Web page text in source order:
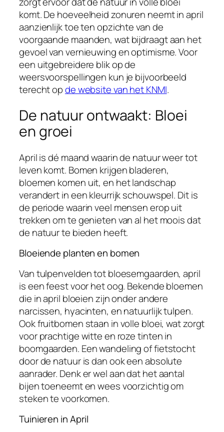
komt. De hoeveelheid zonuren neemt in april
aanzienlijk toe ten opzichte van de
voorgaande maanden, wat bijdraagt aan het
gevoel van vernieuwing en optimisme. Voor
een uitgebreidere blik op de
weersvoorspellingen kun je bijvoorbeeld
terecht opde website van het KNMI.
De natuur ontwaakt: Bloei
en groei
April is dé maand waarin de natuur weer tot
leven komt. Bomen krijgen bladeren,
bloemen komen uit, en het landschap
verandert in een kleurrijk schouwspel. Dit is
de periode waarin veel mensen erop uit
trekken om te genieten van al het moois dat
de natuur te bieden heeft.
Bloeiende planten en bomen
Van tulpenvelden tot bloesemgaarden, april
is een feest voor het oog. Bekende bloemen
die in april bloeien zijn onder andere
narcissen, hyacinten, en natuurlijk tulpen.
Ook fruitbomen staan in volle bloei, wat zorgt
voor prachtige witte en roze tinten in
boomgaarden. Een wandeling of fietstocht
door de natuur is dan ook een absolute
aanrader. Denk er wel aan dat het aantal
bijen toeneemt en wees voorzichtig om
steken te voorkomen.
Tuinieren in April